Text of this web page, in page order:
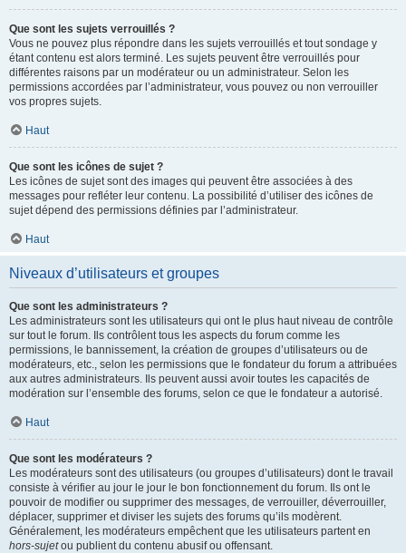
Que sont les sujets verrouillés ?
Vous ne pouvez plus répondre dans les sujets verrouillés et tout sondage y
étant contenu est alors terminé. Les sujets peuvent être verrouillés pour
différentes raisons par un modérateur ou un administrateur. Selon les
permissions accordées par l’administrateur, vous pouvez ou non verrouiller
vos propres sujets.
Haut
Que sont les icônes de sujet ?
Les icônes de sujet sont des images qui peuvent être associées à des
messages pour refléter leur contenu. La possibilité d’utiliser des icônes de
sujet dépend des permissions définies par l’administrateur.
Haut
Niveaux d’utilisateurs et groupes
Que sont les administrateurs ?
Les administrateurs sont les utilisateurs qui ont le plus haut niveau de contrôle
sur tout le forum. Ils contrôlent tous les aspects du forum comme les
permissions, le bannissement, la création de groupes d’utilisateurs ou de
modérateurs, etc., selon les permissions que le fondateur du forum a attribuées
aux autres administrateurs. Ils peuvent aussi avoir toutes les capacités de
modération sur l’ensemble des forums, selon ce que le fondateur a autorisé.
Haut
Que sont les modérateurs ?
Les modérateurs sont des utilisateurs (ou groupes d’utilisateurs) dont le travail
consiste à vérifier au jour le jour le bon fonctionnement du forum. Ils ont le
pouvoir de modifier ou supprimer des messages, de verrouiller, déverrouiller,
déplacer, supprimer et diviser les sujets des forums qu’ils modèrent.
Généralement, les modérateurs empêchent que les utilisateurs partent en
hors-sujetou publient du contenu abusif ou offensant.